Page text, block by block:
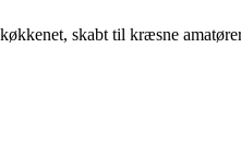
skabt til kræsne